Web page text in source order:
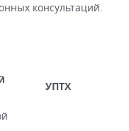
консультаций.
УПТХ